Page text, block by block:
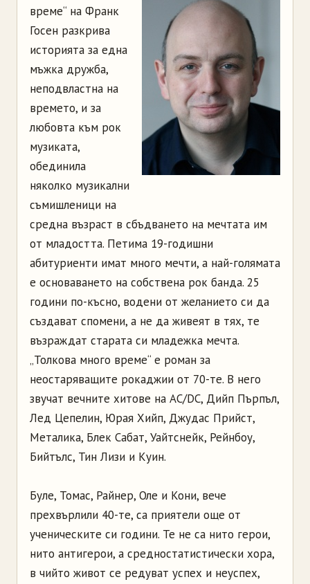
време“ на Франк
Госен разкрива
историята за една
мъжка дружба,
неподвластна на
времето, и за
любовта към рок
музиката,
обединила
няколко музикални
съмишленици на
средна възраст в сбъдването на мечтата им
от младостта. Петима 19-годишни
абитуриенти имат много мечти, а най-голямата
е основаването на собствена рок банда. 25
години по-късно, водени от желанието си да
създават спомени, а не да живеят в тях, те
възраждат старата си младежка мечта.
„Толкова много време“ е роман за
неостаряващите рокаджии от 70-те. В него
звучат вечните хитове на AC/DC, Дийп Пърпъл,
Лед Цепелин, Юрая Хийп, Джудас Прийст,
Металика, Блек Сабат, Уайтснейк, Рейнбоу,
Бийтълс, Тин Лизи и Куин.
Буле, Томас, Райнер, Оле и Кони, вече
прехвърлили 40-те, са приятели още от
ученическите си години. Те не са нито герои,
нито антигерои, а средностатистически хора,
в чийто живот се редуват успех и неуспех,